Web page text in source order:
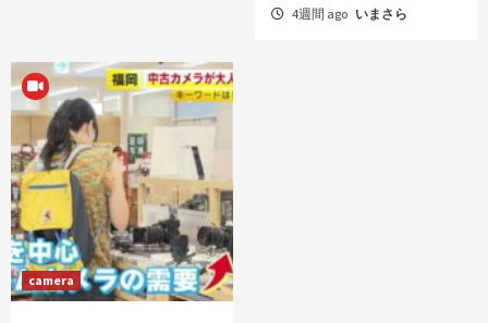
4週間 ago いまさら
camera